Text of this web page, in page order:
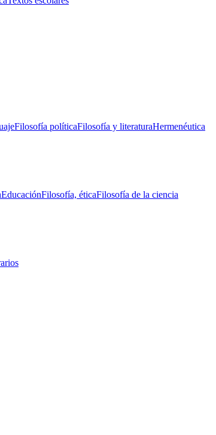
Filosofía políticaFilosofía y literaturaHermenéutica
EducaciónFilosofía, éticaFilosofía de la ciencia